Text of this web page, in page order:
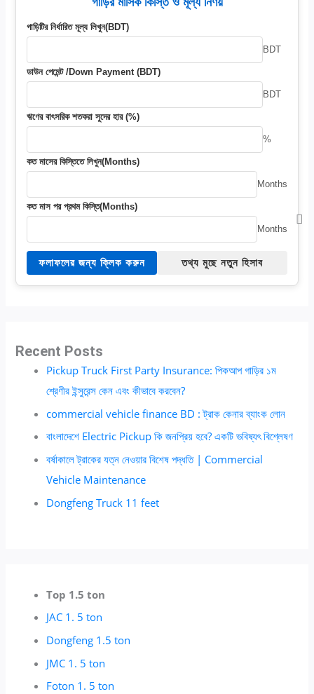
গাড়িটির নির্ধারিত মূল্য লিখুন(BDT)
BDT
ডাউন পেমেন্ট /Down Payment (BDT)
BDT
ঋণের বাৎসরিক শতকরা সুদের হার (%)
%
কত মাসের কিস্তিতে লিখুন(Months)
Months
কত মাস পর প্রথম কিস্তি(Months)
Months
ফলাফলের জন্য ক্লিক করুন তথ্য মুছে নতুন হিসাব
Recent Posts
Pickup Truck First Party Insurance: পিকআপ গাড়ির ১ম
শ্রেণীর ইন্সুরেন্স কেন এবং কীভাবে করবেন?
commercial vehicle finance BD : ট্রাক কেনার ব্যাংক লোন
বাংলাদেশে Electric Pickup কি জনপ্রিয় হবে? একটি ভবিষ্যৎ বিশ্লেষণ
বর্ষাকালে ট্রাকের যত্ন নেওয়ার বিশেষ পদ্ধতি | Commercial
Vehicle Maintenance
Dongfeng Truck 11 feet
Top 1.5 ton
JAC 1. 5 ton
Dongfeng 1.5 ton
JMC 1. 5 ton
Foton 1. 5 ton